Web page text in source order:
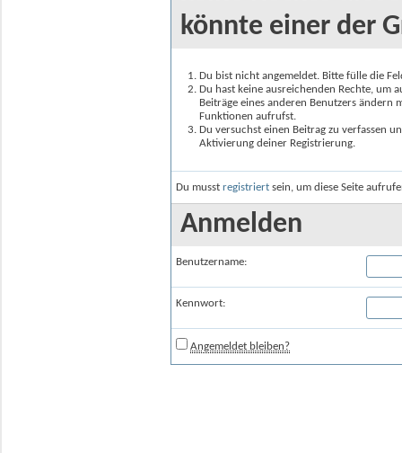
könnte einer der
Du bist nicht angemeldet. Bitte fülle die
Du hast keine ausreichenden Rechte, um
Beiträge eines anderen Benutzers
Funktionen aufrufst.
Du versuchst einen Beitrag zu verfassen
Aktivierung deiner Registrierung.
Du musst registriert sein, um diese Seite
Anmelden
Benutzername:
Kennwort:
Angemeldet bleiben?